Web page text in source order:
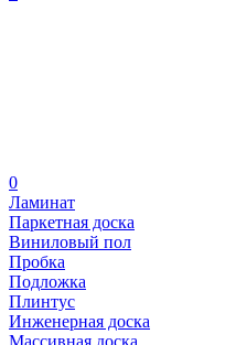
0
Ламинат
Паркетная доска
Виниловый пол
Пробка
Подложка
Плинтус
Инженерная доска
Массивная доска